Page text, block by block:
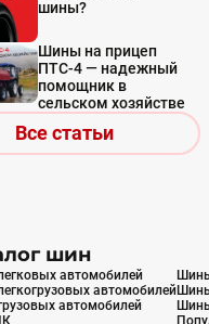
шины?
Шины на прицеп
ПТС-4 — надежный
помощник в
сельском хозяйстве
Все статьи
шин
автомобилей
автомобилей
автомобилей
Шины